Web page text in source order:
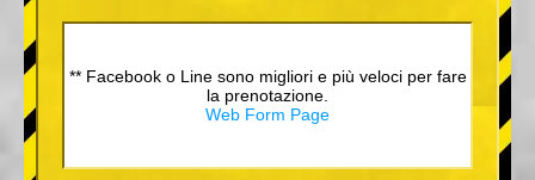
** Facebook o Line sono migliori e più veloci per fare
la prenotazione.
Web Form Page